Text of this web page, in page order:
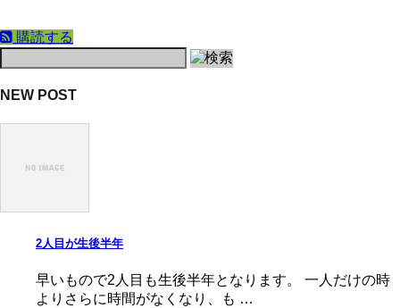
購読する
NEW POST
2人目が生後半年
早いもので2人目も生後半年となります。 一人だけの時
よりさらに時間がなくなり、も …